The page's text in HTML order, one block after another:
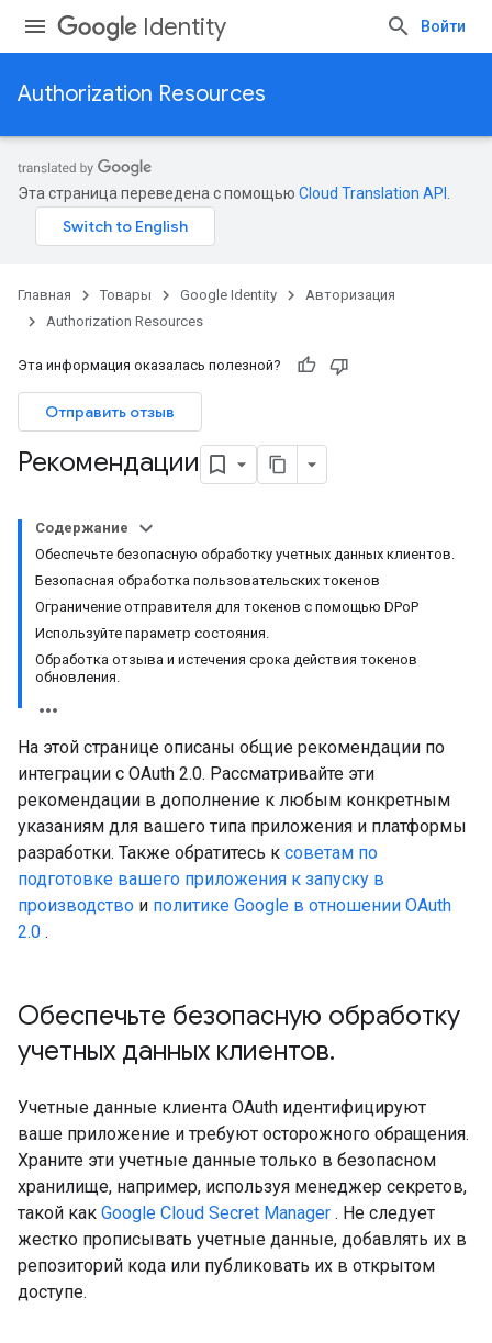
Identity Войти
Authorization Resources
Эта страница переведена с помощью Cloud Translation API
Главная Товары Google Identity
Авторизация
Authorization Resources
Эта информация оказалась полезной?
Отправить отзыв
Рекомендации
Содержание
Обеспечьте безопасную обработку учетных данных клиентов.
Безопасная обработка пользовательских токенов
Ограничение отправителя для токенов с помощью DPoP
Используйте параметр состояния.
Обработка отзыва и истечения срока действия токенов
обновления.
На этой странице описаны общие рекомендации по
интеграции с OAuth 2.0. Рассматривайте эти
рекомендации в дополнение к любым конкретным
указаниям для вашего типа приложения и платформы
разработки. Также обратитесь к советам по
подготовке вашего приложения к запуску в
производство и политике Google в отношении OAuth
2.0 .
Обеспечьте безопасную обработку
учетных данных клиентов.
Учетные данные клиента OAuth идентифицируют
ваше приложение и требуют осторожного обращения.
Храните эти учетные данные только в безопасном
хранилище, например, используя менеджер секретов,
такой как Google Cloud Secret Manager . Не следует
жестко прописывать учетные данные, добавлять их в
репозиторий кода или публиковать их в открытом
доступе.